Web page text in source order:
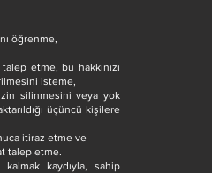
öğrenme,
etme, bu hakkınızı
isteme,
silinmesini veya yok
üçüncü kişilere
itiraz etme ve
talep etme.
kaydıyla, sahip